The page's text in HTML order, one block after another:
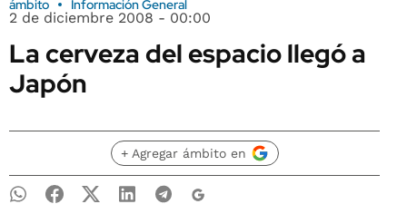
ámbito Información General
2 de diciembre 2008 - 00:00
La cerveza del espacio llegó a
Japón
+ Agregar ámbito en